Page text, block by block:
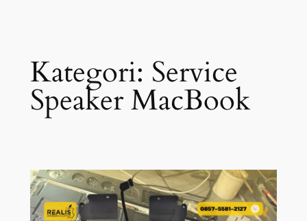
Kategori: Service
Speaker MacBook